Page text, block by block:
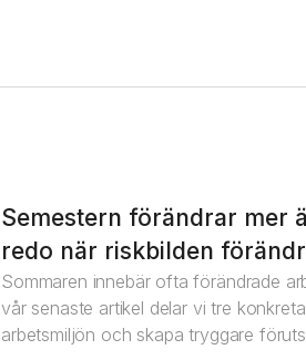
Artikel
Semestern förändrar mer
redo när riskbilden
Sommaren innebär ofta förändrade
vår senaste artikel delar vi tre
arbetsmiljön och skapa tryggare